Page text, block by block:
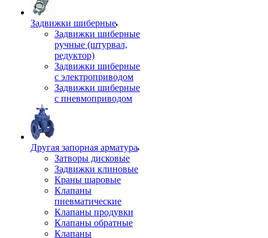
Задвижки шиберные
Задвижки шиберные
ручные (штурвал,
редуктор)
Задвижки шиберные
с электроприводом
Задвижки шиберные
с пневмоприводом
Другая запорная арматура
Затворы дисковые
Задвижки клиновые
Краны шаровые
Клапаны
пневматические
Клапаны продувки
Клапаны обратные
Клапаны